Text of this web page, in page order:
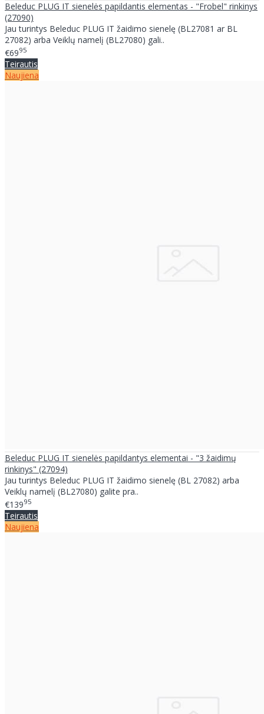
Beleduc PLUG IT sienelės papildantis elementas - "Frobel" rinkinys
(27090)
Jau turintys Beleduc PLUG IT žaidimo sienelę (BL27081 ar BL
27082) arba Veiklų namelį (BL27080) gali..
€6995
Teirautis
Naujiena
Beleduc PLUG IT sienelės papildantys elementai - "3 žaidimų
rinkinys" (27094)
Jau turintys Beleduc PLUG IT žaidimo sienelę (BL 27082) arba
Veiklų namelį (BL27080) galite pra..
€13995
Teirautis
Naujiena